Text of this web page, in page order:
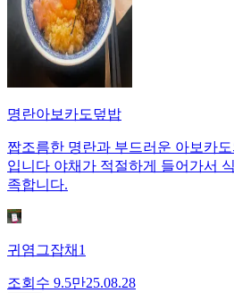
명란아보카도덮밥
짭조름한 명란과 부드러운 아보카
입니다 야채가 적절하게 들어가서
족합니다.
귀염그잡채1
조회수 9.5만25.08.28